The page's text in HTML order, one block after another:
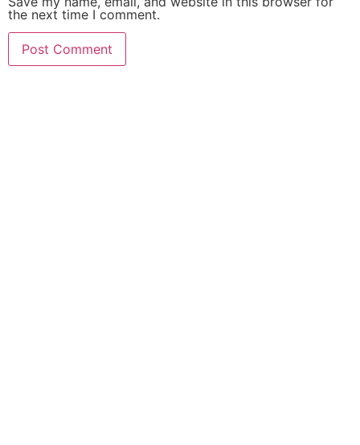
the next time I comment.